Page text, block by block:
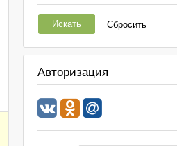
Искать Сбросить
Авторизация